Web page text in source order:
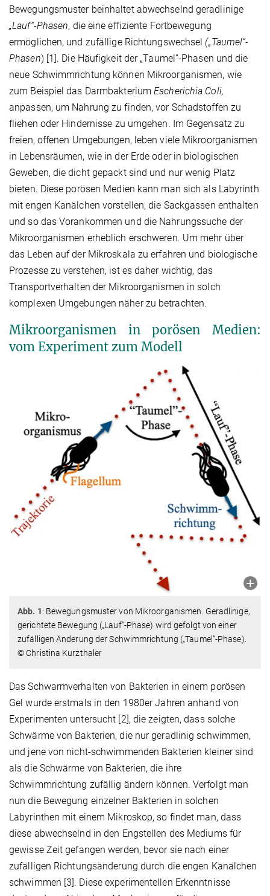
Bewegungsmuster beinhaltet abwechselnd geradlinige
„Lauf“-Phasen, die eine effiziente Fortbewegung
ermöglichen, und zufällige Richtungswechsel („Taumel“-
Phasen) [1]. Die Häufigkeit der „Taumel“-Phasen und die
neue Schwimmrichtung können Mikroorganismen, wie
zum Beispiel das DarmbakteriumEscherichia Coli,
anpassen, um Nahrung zu finden, vor Schadstoffen zu
fliehen oder Hindernisse zu umgehen. Im Gegensatz zu
freien, offenen Umgebungen, leben viele Mikroorganismen
in Lebensräumen, wie in der Erde oder in biologischen
Geweben, die dicht gepackt sind und nur wenig Platz
bieten. Diese porösen Medien kann man sich als Labyrinth
mit engen Kanälchen vorstellen, die Sackgassen enthalten
und so das Vorankommen und die Nahrungssuche der
Mikroorganismen erheblich erschweren. Um mehr über
das Leben auf der Mikroskala zu erfahren und biologische
Prozesse zu verstehen, ist es daher wichtig, das
Transportverhalten der Mikroorganismen in solch
komplexen Umgebungen näher zu betrachten.
Mikroorganismen in porösen Medien:
vom Experiment zum Modell
Abb. 1: Bewegungsmuster von Mikroorganismen. Geradlinige,
gerichtete Bewegung („Lauf“-Phase) wird gefolgt von einer
zufälligen Änderung der Schwimmrichtung („Taumel“-Phase).
© Christina Kurzthaler
Das Schwarmverhalten von Bakterien in einem porösen
Gel wurde erstmals in den 1980er Jahren anhand von
Experimenten untersucht [2], die zeigten, dass solche
Schwärme von Bakterien, die nur geradlinig schwimmen,
und jene von nicht-schwimmenden Bakterien kleiner sind
als die Schwärme von Bakterien, die ihre
Schwimmrichtung zufällig ändern können. Verfolgt man
nun die Bewegung einzelner Bakterien in solchen
Labyrinthen mit einem Mikroskop, so findet man, dass
diese abwechselnd in den Engstellen des Mediums für
gewisse Zeit gefangen werden, bevor sie nach einer
zufälligen Richtungsänderung durch die engen Kanälchen
schwimmen [3]. Diese experimentellen Erkenntnisse